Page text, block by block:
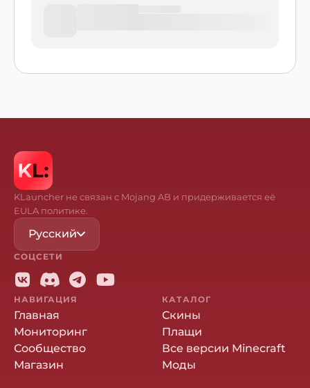
KLauncher не связан с Mojang AB и придерживается её
EULA политике.
Русский
СОЦСЕТИ
НАВИГАЦИЯ
Главная
Мониторинг
Сообщество
Магазин
КАТАЛОГ
Скины
Плащи
Все версии Minecraft
Моды